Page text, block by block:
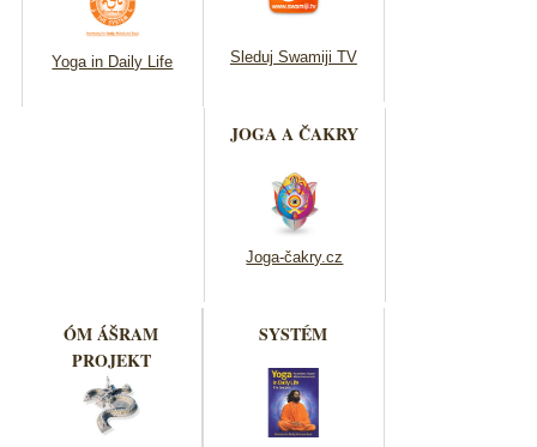
Yoga in Daily Life Sleduj Swamiji TV
JOGA A ČAKRY
Joga-čakry.cz
ÓM ÁŠRAM
PROJEKT
SYSTÉM